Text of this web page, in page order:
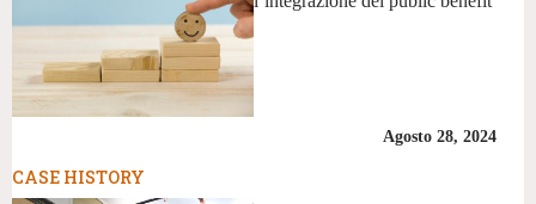
Agosto 28, 2024
CASE HISTORY